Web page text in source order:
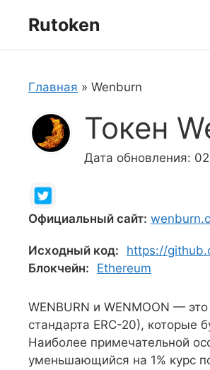
Rutoken
Главная » Wenburn
Токен
Дата обновления:
Официальный сайт:
Исходный код:
https://
Блокчейн:
Ethereum
WENBURN и WENMOON —
стандарта ERC-20), которые
Наиболее примечательной
уменьшающийся на 1% курс